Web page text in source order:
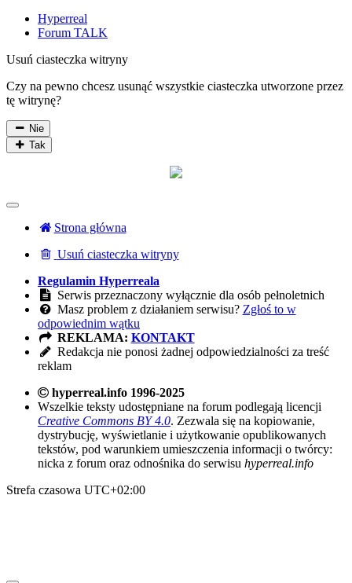
Hyperreal
Forum TALK
Usuń ciasteczka witryny
Czy na pewno chcesz usunąć wszystkie ciasteczka utworzone przez
tę witrynę?
Nie
Tak
Strona główna
Usuń ciasteczka witryny
Regulamin Hyperreala
Serwis przeznaczony wyłącznie dla osób pełnoletnich
Masz problem z działaniem serwisu? Zgłoś to w
odpowiednim wątku
REKLAMA: KONTAKT
Redakcja nie ponosi żadnej odpowiedzialności za treść
reklam
hyperreal.info 1996-2025
Wszelkie teksty udostępniane na forum podlegają licencji
Creative Commons BY 4.0. Zezwala się na kopiowanie,
dystrybucję, wyświetlanie i użytkowanie opublikowanych
tekstów, pod warunkiem umieszczenia informacji o twórcy:
nicka z forum oraz odnośnika do serwisu hyperreal.info
Strefa czasowa UTC+02:00